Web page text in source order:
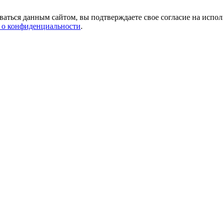
данным сайтом, вы подтверждаете свое согласие на
конфиденциальности.